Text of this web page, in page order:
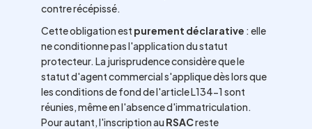
contre récépissé.
Cette obligation est purement déclarative : elle
ne conditionne pas l'application du statut
protecteur. La jurisprudence considère que le
statut d'agent commercial s'applique dès lors que
les conditions de fond de l'article L134-1 sont
réunies, même en l'absence d'immatriculation.
Pour autant, l'inscription au RSACreste